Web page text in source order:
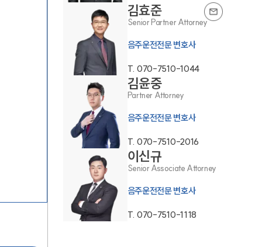
팀소개
팀소개
대륜의 강점
오시는 길
글로벌 파트너 로펌
고객의 소리
김효준
Senior Partner Attorney
음주운전전문 변호사
T. 070-7510-1044
김윤중
Partner Attorney
음주운전전문 변호사
T. 070-7510-2016
이신규
Senior Associate Attorney
음주운전전문 변호사
T. 070-7510-1118